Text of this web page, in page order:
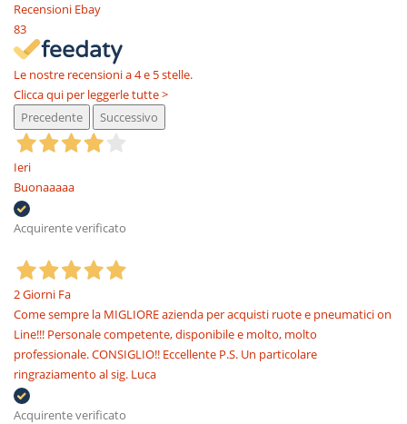
Recensioni Ebay
83
Le nostre recensioni a 4 e 5 stelle.
Clicca qui per leggerle tutte >
Precedente
Successivo
Ieri
Buonaaaaa
Acquirente verificato
2 Giorni Fa
Come sempre la MIGLIORE azienda per acquisti ruote e pneumatici on
Line!!! Personale competente, disponibile e molto, molto
professionale. CONSIGLIO!! Eccellente P.S. Un particolare
ringraziamento al sig. Luca
Acquirente verificato